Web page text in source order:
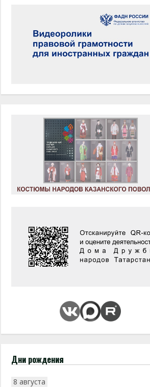
Дни рождения
8 августа